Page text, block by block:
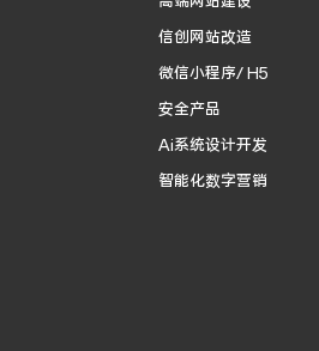
信创网站改造
微信小程序/ H5
安全产品
Ai系统设计开发
智能化数字营销